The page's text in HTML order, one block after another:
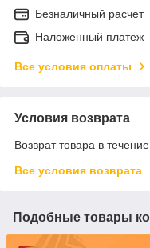
Безналичный расчет
Наложенный платеж
Все условия оплаты
Условия возврата
Возврат товара в
Все условия возврата
Подобные товары